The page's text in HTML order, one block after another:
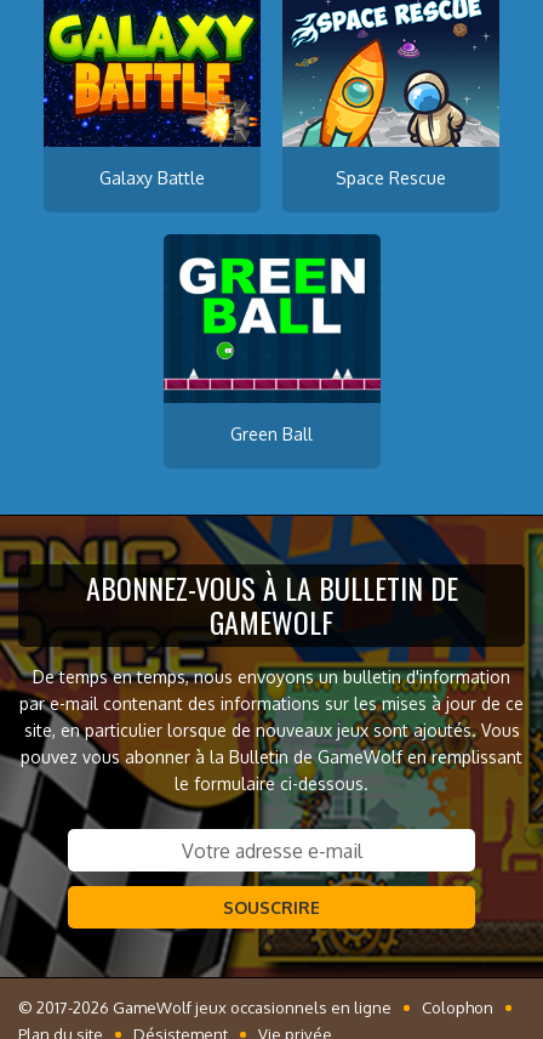
Galaxy Battle Space Rescue
Green Ball
ABONNEZ-VOUS À LA BULLETIN DE
GAMEWOLF
De temps en temps, nous envoyons un bulletin d'information
par e-mail contenant des informations sur les mises à jour de ce
site, en particulier lorsque de nouveaux jeux sont ajoutés. Vous
pouvez vous abonner à la Bulletin de GameWolf en remplissant
le formulaire ci-dessous.
SOUSCRIRE
© 2017-2026 GameWolf jeux occasionnels en ligne
Colophon
Plan du site
Désistement Vie privée